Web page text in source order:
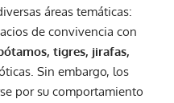
áreas temáticas:
de convivencia con
tigres, jirafas,
Sin embargo, los
por su comportamiento